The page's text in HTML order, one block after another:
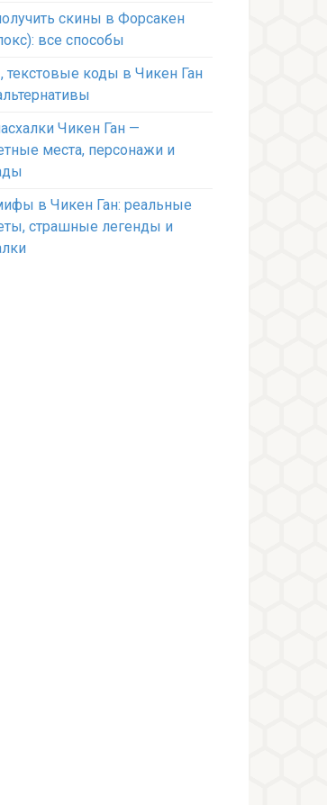
скины в Форсакен
все способы
текстовые коды в Чикен Ган
Чикен Ган —
места, персонажи и
в Чикен Ган: реальные
страшные легенды и